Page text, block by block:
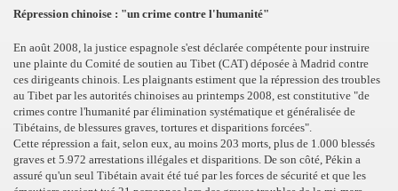
Répression chinoise : "un crime contre l'humanité"
En août 2008, la justice espagnole s'est déclarée compétente pour instruire
une plainte du Comité de soutien au Tibet (CAT) déposée à Madrid contre
ces dirigeants chinois. Les plaignants estiment que la répression des troubles
au Tibet par les autorités chinoises au printemps 2008, est constitutive "de
crimes contre l'humanité par élimination systématique et généralisée de
Tibétains, de blessures graves, tortures et disparitions forcées".
Cette répression a fait, selon eux, au moins 203 morts, plus de 1.000 blessés
graves et 5.972 arrestations illégales et disparitions. De son côté, Pékin a
assuré qu'un seul Tibétain avait été tué par les forces de sécurité et que les